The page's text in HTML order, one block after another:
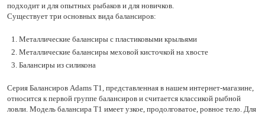
подходит и для опытных рыбаков и для новичков.
Существует три основных вида балансиров:
Металлические балансиры с пластиковыми крыльями
Металлические балансиры меховой кисточкой на хвосте
Балансиры из силикона
Серия Балансиров Adams Т1, представленная в нашем интернет-магазине,
относится к первой группе балансиров и считается классикой рыбной
ловли. Модель балансира Т1 имеет узкое, продолговатое, ровное тело. Для